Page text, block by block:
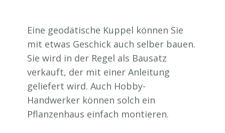
Eine geodätische Kuppel können Sie
mit etwas Geschick auch selber bauen.
Sie wird in der Regel als Bausatz
verkauft, der mit einer Anleitung
geliefert wird. Auch Hobby-
Handwerker können solch ein
Pflanzenhaus einfach montieren.